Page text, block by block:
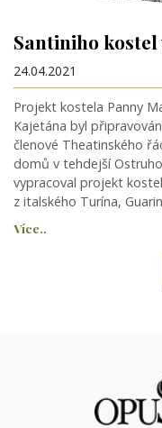
Santiniho
24.04.2021
Projekt kostela Panny
Kajetána byl
členové Theatinského
domů v tehdejší
vypracoval projekt
z italského Turína,
Více..